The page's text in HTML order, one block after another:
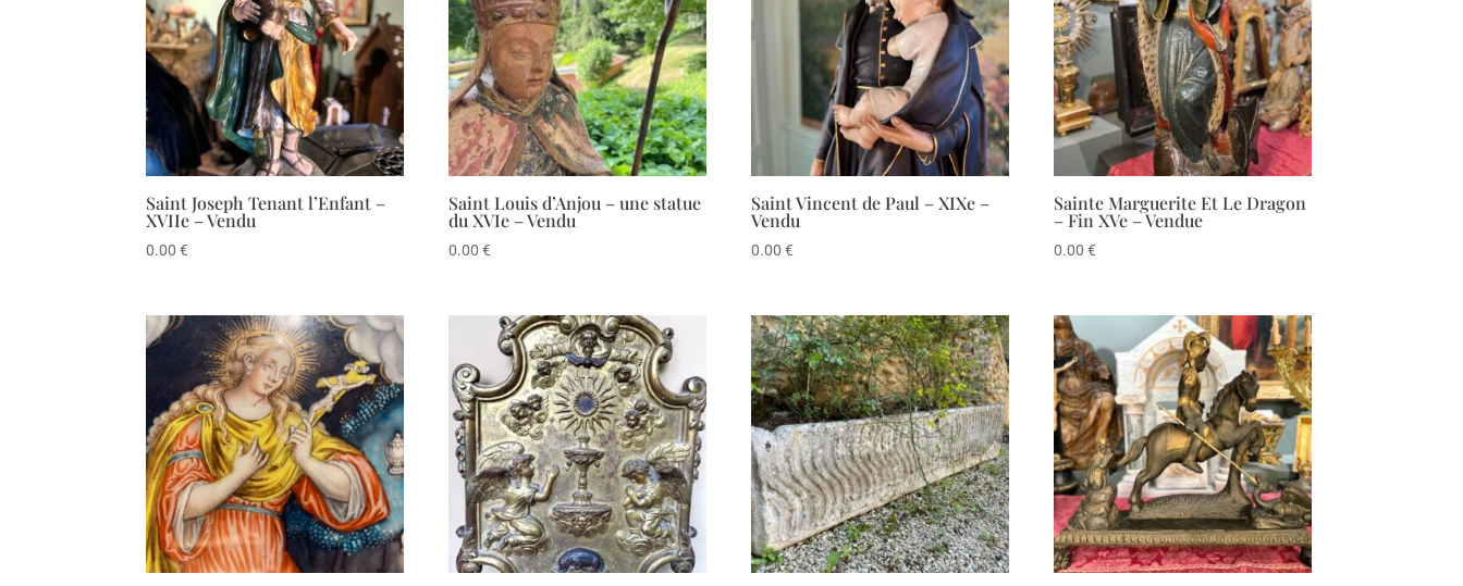
Saint Joseph Tenant l’Enfant –
XVIIe – Vendu
0.00€
Saint Louis d’Anjou – une statue
du XVIe – Vendu
0.00€
Saint Vincent de Paul – XIXe –
Vendu
0.00€
Sainte Marguerite Et Le Dragon
– Fin XVe – Vendue
0.00€